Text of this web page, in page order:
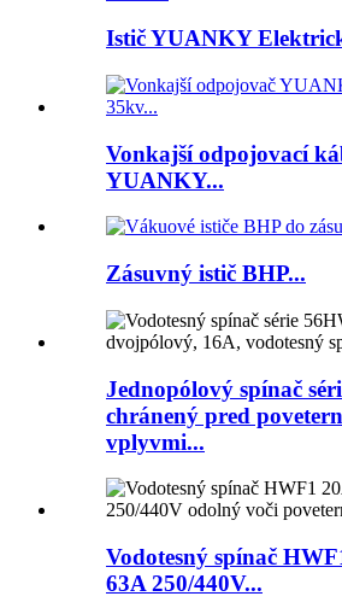
Istič YUANKY
Vonkajší odpojovací
YUANKY...
Zásuvný istič BHP...
Jednopólový spínač
chránený pred
vplyvmi...
Vodotesný spínač
63A 250/440V...